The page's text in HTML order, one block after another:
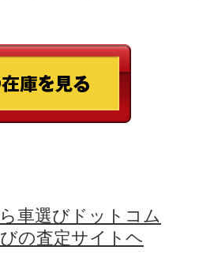
車選びドットコム
の査定サイトヘ